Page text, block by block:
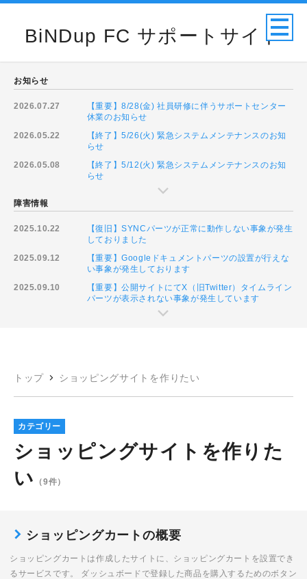
BiNDup FC サポートサイト
お知らせ
2026.07.27
【重要】8/28(金) 社員研修に伴うサポートセンター
休業のお知らせ
2026.05.22
【終了】5/26(火) 緊急システムメンテナンスのお知
らせ
2026.05.08
【終了】5/12(火) 緊急システムメンテナンスのお知
らせ
障害情報
2025.10.22
【復旧】SYNCパーツが正常に動作しない事象が発生
しておりました
2025.09.12
【重要】Googleドキュメントパーツの設置が行えな
い事象が発生しております
2025.09.10
【重要】公開サイトにてX（旧Twitter）タイムライン
パーツが表示されない事象が発生しています
トップ ショッピングサイトを作りたい
カテゴリー
ショッピングサイトを作りた
い
（9件）
ショッピングカートの概要
ショッピングカートは作成したサイトに、ショッピングカートを設置でき
るサービスです。 ダッシュボードで登録した商品を購入するためのボタン